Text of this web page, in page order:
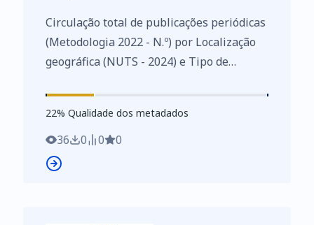
Circulação total de publicações periódicas
(Metodologia 2022 - N.º) por Localização
geográfica (NUTS - 2024) e Tipo de
Inquérito às publicações periódicas
https://www.ine.pt/xurl/indx/0013503/PT
22%
22% Qualidade dos metadados
36 0 0 0